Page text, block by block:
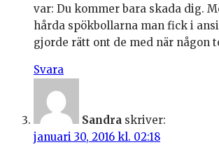
var: Du kommer bara skada dig.
hårda spökbollarna man fick i
gjorde rätt ont de med när någon
Svara
Sandra skriver:
januari 30, 2016 kl. 02:18